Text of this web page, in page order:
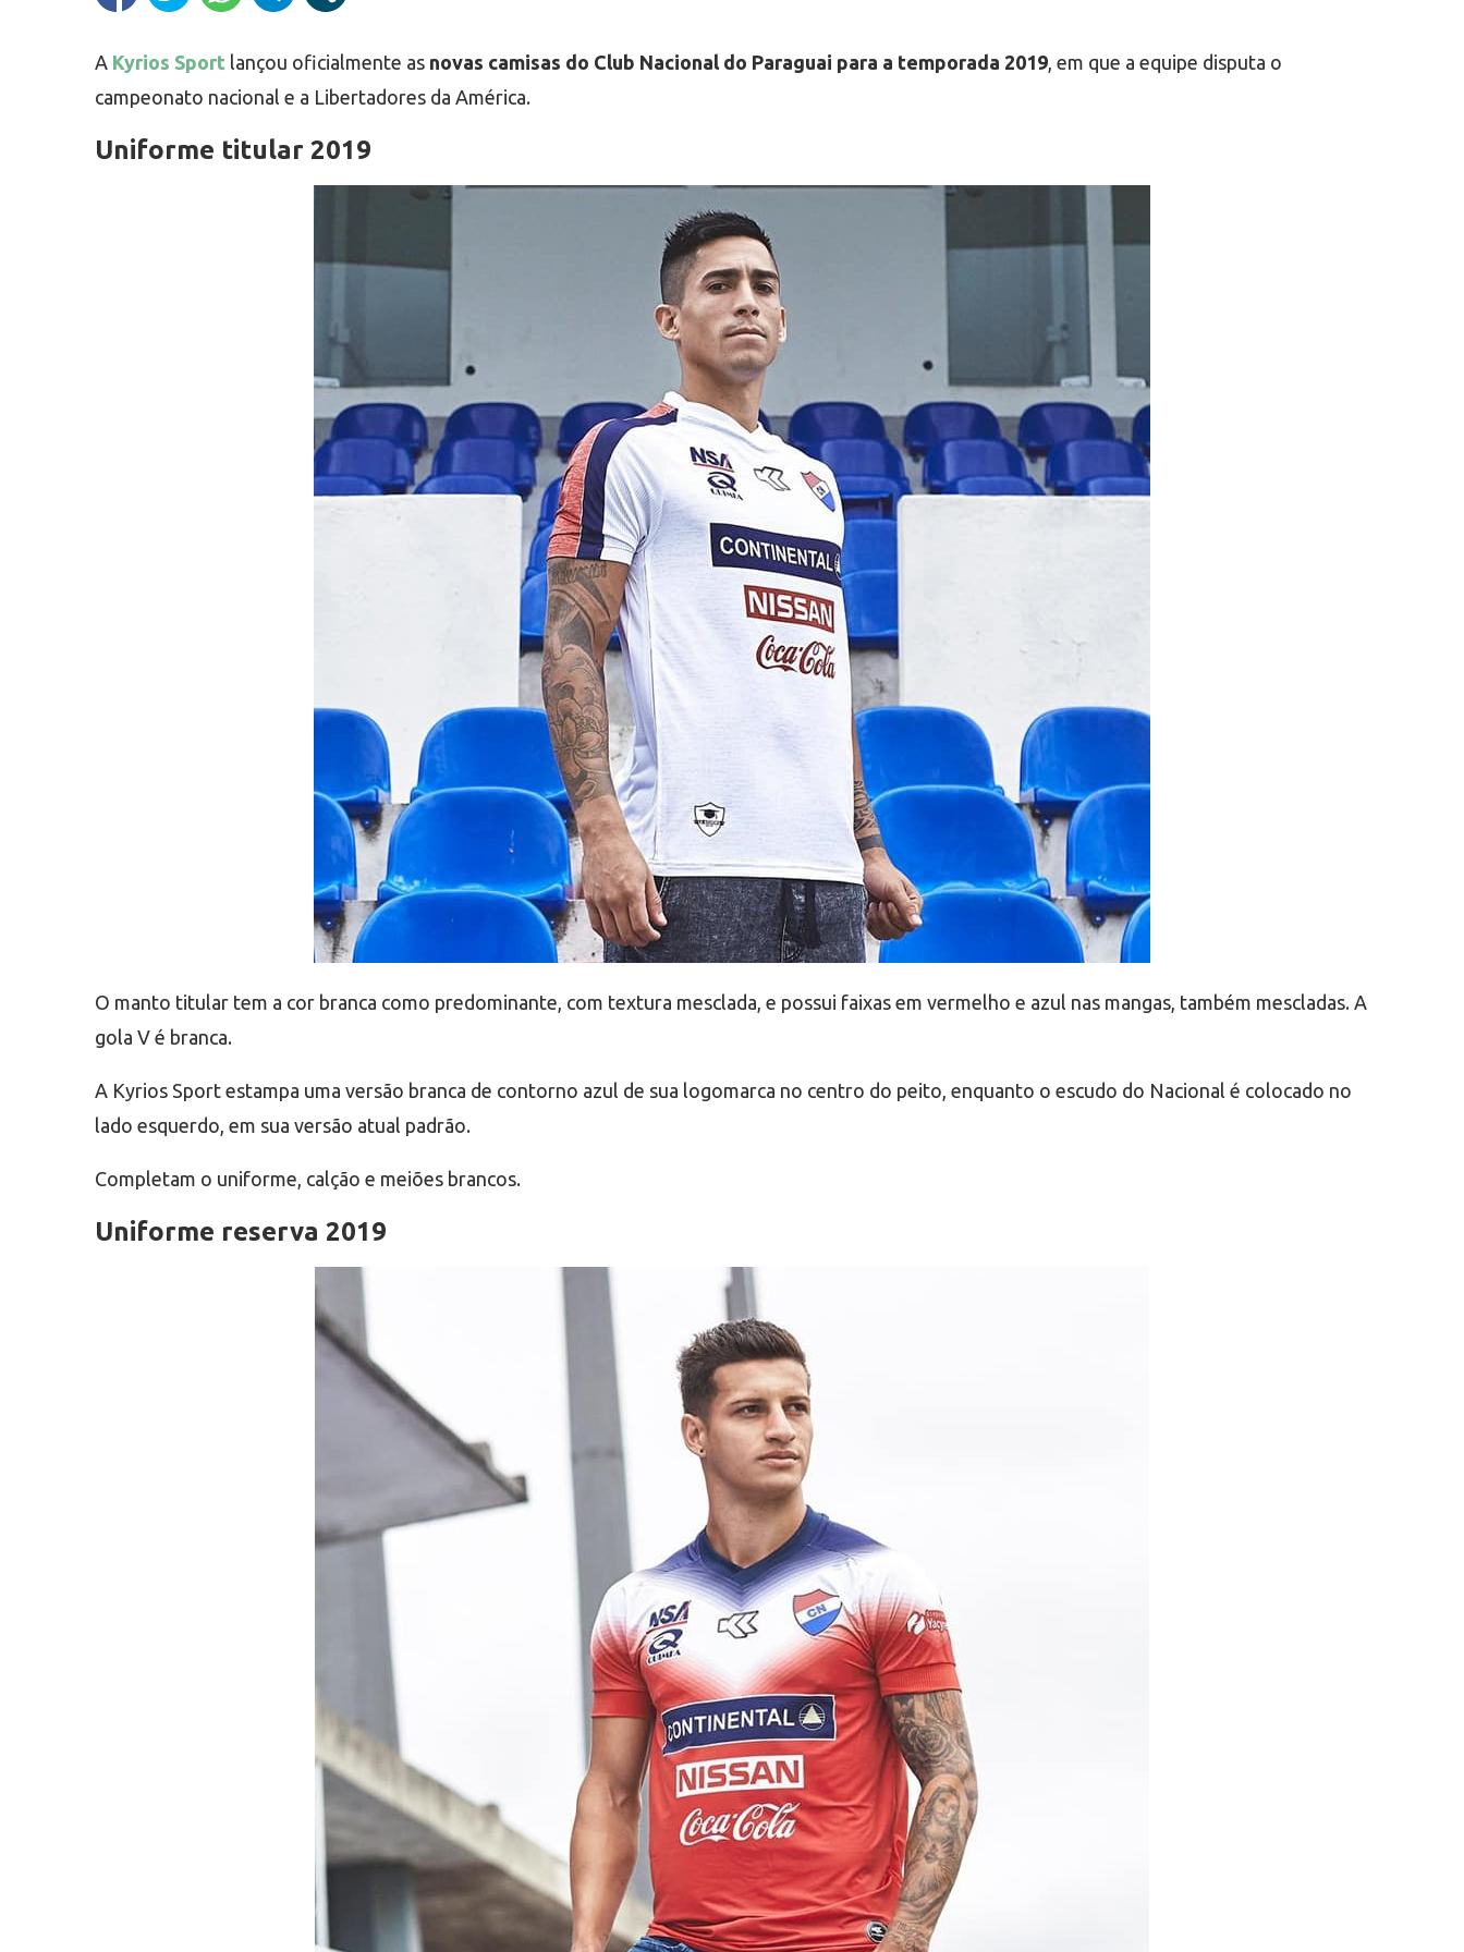
A Kyrios Sport lançou oficialmente as novas camisas do Club Nacional do Paraguai para a temporada 2019, em que a equipe disputa o
campeonato nacional e a Libertadores da América.
Uniforme titular 2019
O manto titular tem a cor branca como predominante, com textura mesclada, e possui faixas em vermelho e azul nas mangas, também mescladas. A
gola V é branca.
A Kyrios Sport estampa uma versão branca de contorno azul de sua logomarca no centro do peito, enquanto o escudo do Nacional é colocado no
lado esquerdo, em sua versão atual padrão.
Completam o uniforme, calção e meiões brancos.
Uniforme reserva 2019